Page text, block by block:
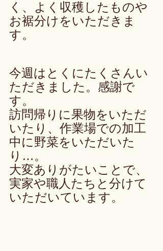
く、よく収穫したものや
お裾分けをいただきま
す。
今週はとくにたくさんい
ただきました。感謝で
す。
訪問帰りに果物をいただ
いたり、作業場での加工
中に野菜をいただいた
り…。
大変ありがたいことで、
実家や職人たちと分けて
いただいています。